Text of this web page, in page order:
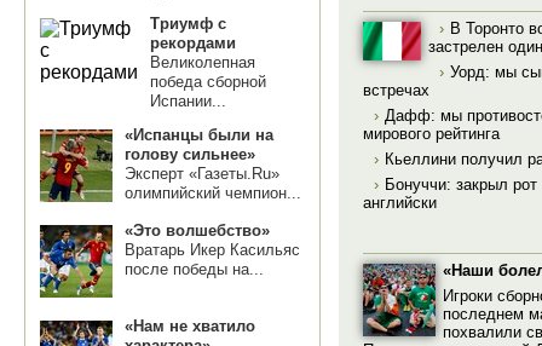
Триумф с
рекордами
Великолепная
победа сборной
Испании...
«Испанцы были на
голову сильнее»
Эксперт «Газеты.Ru»
олимпийский чемпион...
«Это волшебство»
Вратарь Икер Касильяс
после победы на...
«Нам не хватило
› В Торонто
застрелен
› Уорд: мы
встречах
› Дафф: мы
мирового рейтинга
› Кьеллини получил
› Бонуччи: закрыл
английски
«Наши
Игроки
последнем
похвалили